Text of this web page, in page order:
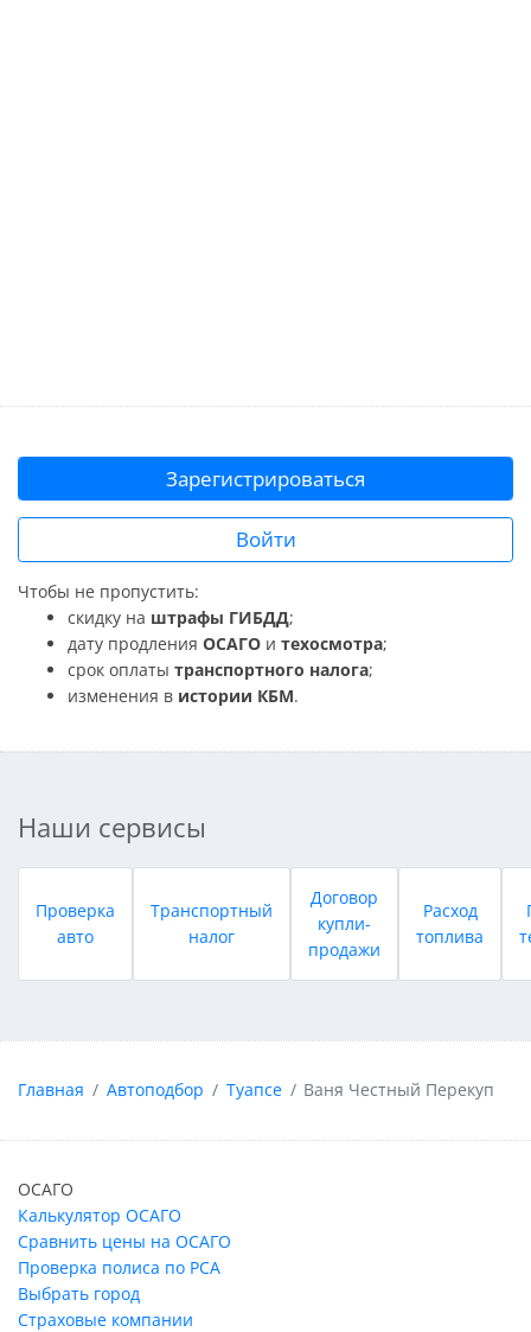
Зарегистрироваться
Войти
Чтобы не пропустить:
скидку на штрафы ГИБДД;
дату продления ОСАГО и техосмотра;
срок оплаты транспортного налога;
изменения в истории КБМ.
Наши сервисы
Проверка
авто
Транспортный
налог
Договор
купли-
продажи
Расход
топлива
Главная Автоподбор Туапсе Ваня Честный Перекуп
ОСАГО
Калькулятор ОСАГО
Сравнить цены на ОСАГО
Проверка полиса по РСА
Выбрать город
Страховые компании